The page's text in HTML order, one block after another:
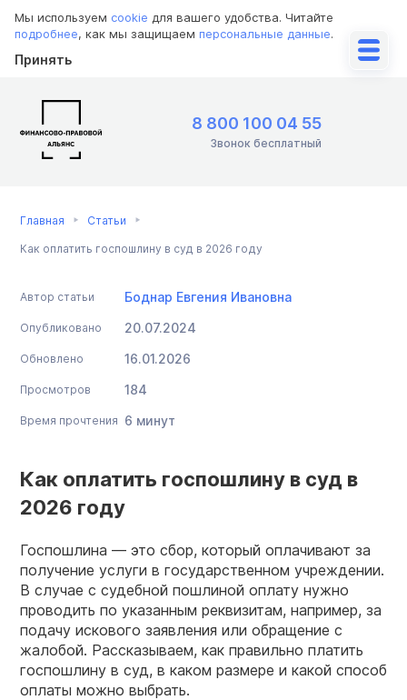
Мы используем cookie для вашего удобства. Читайте
подробнее, как мы защищаем персональные данные.
Принять
8 800 100 04 55
Звонок бесплатный
Главная Статьи
Как оплатить госпошлину в суд в 2026 году
Автор статьи Боднар Евгения Ивановна
Опубликовано 20.07.2024
Обновлено 16.01.2026
Просмотров 184
Время прочтения 6 минут
Как оплатить госпошлину в суд в
2026 году
Госпошлина — это сбор, который оплачивают за
получение услуги в государственном учреждении.
В случае с судебной пошлиной оплату нужно
проводить по указанным реквизитам, например, за
подачу искового заявления или обращение с
жалобой. Рассказываем, как правильно платить
госпошлину в суд, в каком размере и какой способ
оплаты можно выбрать.